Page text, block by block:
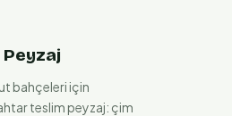
bahçeleri için
teslim peyzaj: çim